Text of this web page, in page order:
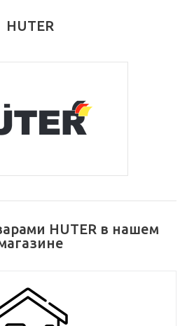
HUTER
HUTER в нашем